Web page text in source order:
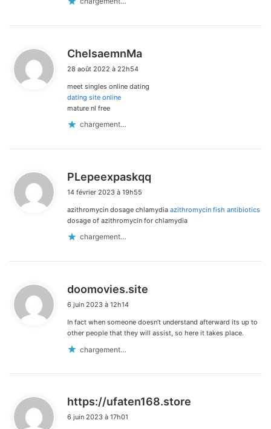
ChelsaemnMa
28 août 2022 à 22h54
meet singles online dating
dating site online
mature nl free
chargement…
PLepeexpaskqq
:
14 février 2023 à 19h55
azithromycin dosage chlamydia azithromycin fish antibiotics
dosage of azithromycin for chlamydia
chargement…
doomovies.site
:
6 juin 2023 à 12h14
In fact when someone doesn’t understand afterward its up to
other people that they will assist, so here it takes place.
chargement…
https://ufaten168.store
6 juin 2023 à 17h01